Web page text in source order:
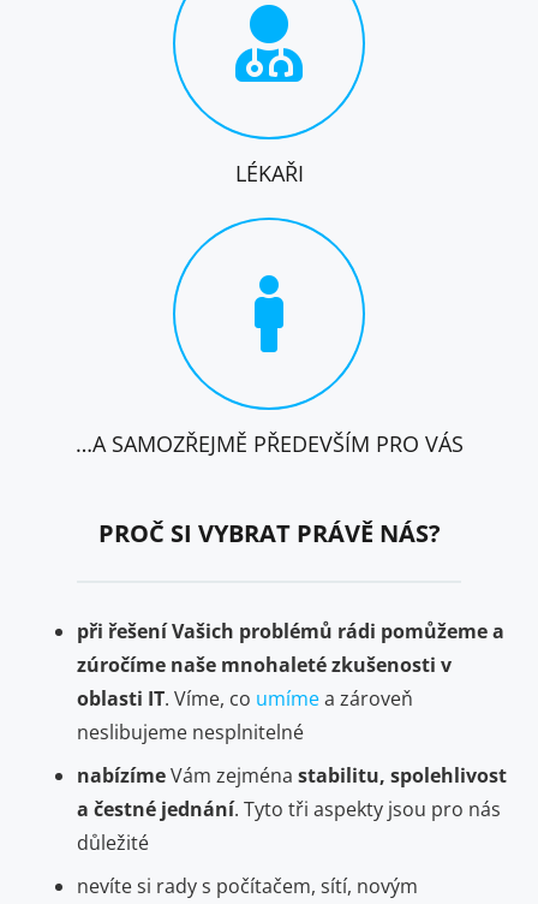
LÉKAŘI
…A SAMOZŘEJMĚ PŘEDEVŠÍM PRO VÁS
PROČ SI VYBRAT PRÁVĚ NÁS?
při řešení Vašich problémů rádi pomůžeme a
zúročíme naše mnohaleté zkušenosti v
oblasti IT. Víme, co umímea zároveň
neslibujeme nesplnitelné
nabízímeVám zejména stabilitu, spolehlivost
a čestné jednání. Tyto tři aspekty jsou pro nás
důležité
nevíte si rady s počítačem, sítí, novým